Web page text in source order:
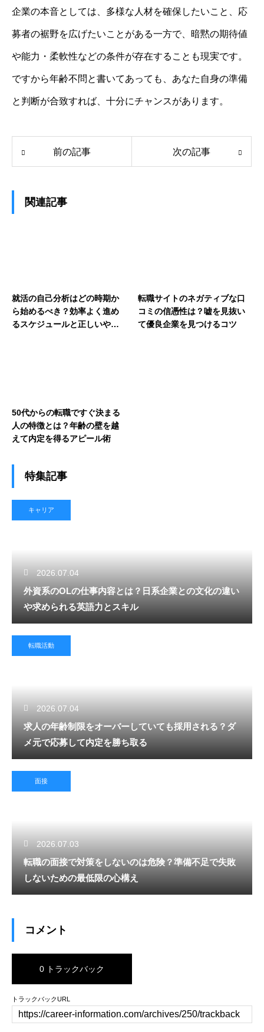
企業の本音としては、多様な人材を確保したいこと、応
募者の裾野を広げたいことがある一方で、暗黙の期待値
や能力・柔軟性などの条件が存在することも現実です。
ですから年齢不問と書いてあっても、あなた自身の準備
と判断が合致すれば、十分にチャンスがあります。
前の記事 次の記事
関連記事
就活の自己分析はどの時期か
ら始めるべき？効率よく進め
るスケジュールと正しいやり
転職サイトのネガティブな口
コミの信憑性は？嘘を見抜い
て優良企業を見つけるコツ
50代からの転職ですぐ決まる
人の特徴とは？年齢の壁を越
えて内定を得るアピール術
特集記事
キャリア
2026.07.04
外資系のOLの仕事内容とは？日系企業との文化の違い
や求められる英語力とスキル
転職活動
2026.07.04
求人の年齢制限をオーバーしていても採用される？ダ
メ元で応募して内定を勝ち取る
面接
2026.07.03
転職の面接で対策をしないのは危険？準備不足で失敗
しないための最低限の心構え
コメント
0 トラックバック
トラックバックURL